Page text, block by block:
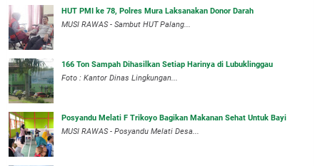
HUT PMI ke 78, Polres Mura Laksanakan Donor Darah
MUSI RAWAS - Sambut HUT Palang...
166 Ton Sampah Dihasilkan Setiap Harinya di Lubuklinggau
Foto : Kantor Dinas Lingkungan...
Posyandu Melati F Trikoyo Bagikan Makanan Sehat Untuk Bayi
MUSI RAWAS - Posyandu Melati Desa...